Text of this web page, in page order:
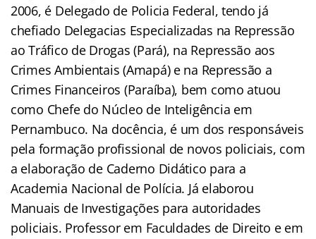
2006, é Delegado de Policia Federal, tendo já
chefiado Delegacias Especializadas na Repressão
ao Tráfico de Drogas (Pará), na Repressão aos
Crimes Ambientais (Amapá) e na Repressão a
Crimes Financeiros (Paraíba), bem como atuou
como Chefe do Núcleo de Inteligência em
Pernambuco. Na docência, é um dos responsáveis
pela formação profissional de novos policiais, com
a elaboração de Caderno Didático para a
Academia Nacional de Polícia. Já elaborou
Manuais de Investigações para autoridades
policiais. Professor em Faculdades de Direito e em